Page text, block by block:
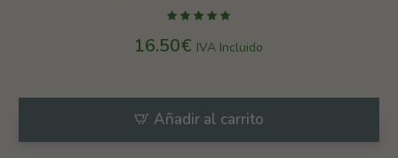
16.50€ IVA Incluido
Añadir al carrito
desaparecerán
Marketing